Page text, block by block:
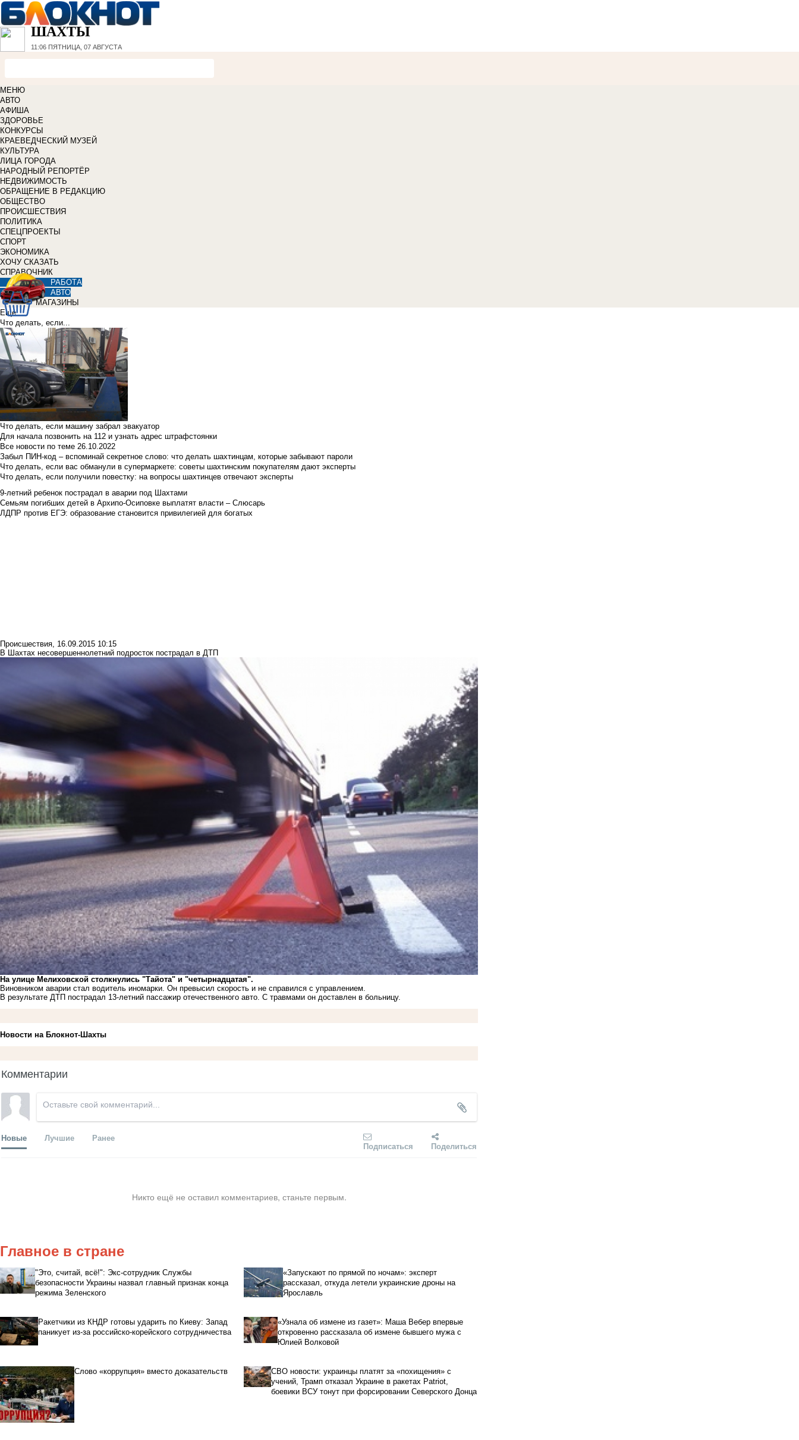
ШАХТЫ
11:06 ПЯТНИЦА, 07 АВГУСТА
МЕНЮ
АВТО
АФИША
ЗДОРОВЬЕ
КОНКУРСЫ
КРАЕВЕДЧЕСКИЙ МУЗЕЙ
КУЛЬТУРА
ЛИЦА ГОРОДА
НАРОДНЫЙ РЕПОРТЁР
НЕДВИЖИМОСТЬ
ОБРАЩЕНИЕ В РЕДАКЦИЮ
ОБЩЕСТВО
ПРОИСШЕСТВИЯ
ПОЛИТИКА
СПЕЦПРОЕКТЫ
СПОРТ
ЭКОНОМИКА
ХОЧУ СКАЗАТЬ
СПРАВОЧНИК
РАБОТА
АВТО
МАГАЗИНЫ
Еще
Что делать, если...
Что делать, если машину забрал эвакуатор
Для начала позвонить на 112 и узнать адрес штрафстоянки
Все новости по теме 26.10.2022
Забыл ПИН-код – вспоминай секретное слово: что делать шахтинцам, которые забывают пароли
Что делать, если вас обманули в супермаркете: советы шахтинским покупателям дают эксперты
Что делать, если получили повестку: на вопросы шахтинцев отвечают эксперты
9-летний ребенок пострадал в аварии под Шахтами
Семьям погибших детей в Архипо-Осиповке выплатят власти – Слюсарь
ЛДПР против ЕГЭ: образование становится привилегией для богатых
Происшествия, 16.09.2015 10:15
В Шахтах несовершеннолетний подросток пострадал в ДТП
На улице Мелиховской столкнулись "Тайота" и "четырнадцатая".
Виновником аварии стал водитель иномарки. Он превысил скорость и не справился с управлением.
В результате ДТП пострадал 13-летний пассажир отечественного авто. С травмами он доставлен в больницу.
Новости на Блoкнoт-Шахты
Комментарии
Новые Лучшие Ранее
Подписаться Поделиться
Никто ещё не оставил комментариев, станьте первым.
Главное в стране
"Это, считай, всё!": Экс-сотрудник Службы
безопасности Украины назвал главный признак конца
режима Зеленского
«Запускают по прямой по ночам»: эксперт
рассказал, откуда летели украинские дроны на
Ярославль
Ракетчики из КНДР готовы ударить по Киеву: Запад
паникует из-за российско-корейского сотрудничества
«Узнала об измене из газет»: Маша Вебер впервые
откровенно рассказала об измене бывшего мужа с
Юлией Волковой
Слово «коррупция» вместо доказательств
СВО новости: украинцы платят за «похищения» с
учений, Трамп отказал Украине в ракетах Patriot,
боевики ВСУ тонут при форсировании Северского Донца